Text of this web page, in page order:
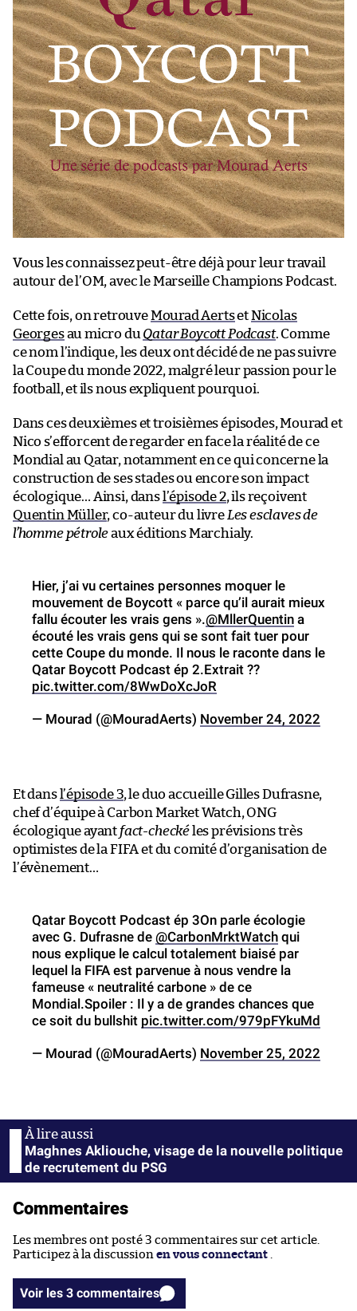
Vous les connaissez peut-être déjà pour leur travail
autour de l’OM, avec le Marseille Champions Podcast.
Cette fois, on retrouveMourad AertsetNicolas
Georgesau micro du Qatar Boycott Podcast. Comme
ce nom l’indique, les deux ont décidé de ne pas suivre
la Coupe du monde 2022, malgré leur passion pour le
football, et ils nous expliquent pourquoi.
Dans ces deuxièmes et troisièmes épisodes, Mourad et
Nico s’efforcent de regarder en face la réalité de ce
Mondial au Qatar, notamment en ce qui concerne la
construction de ses stades ou encore son impact
écologique… Ainsi, dans l’épisode 2, ils reçoivent
Quentin Müller, co-auteur du livre Les esclaves de
l’homme pétroleaux éditions Marchialy.
Hier, j’ai vu certaines personnes moquer le
mouvement de Boycott « parce qu’il aurait mieux
fallu écouter les vrais gens ».@MllerQuentin a
écouté les vrais gens qui se sont fait tuer pour
cette Coupe du monde. Il nous le raconte dans le
Qatar Boycott Podcast ép 2.Extrait ??
pic.twitter.com/8WwDoXcJoR
— Mourad (@MouradAerts) November 24, 2022
Et dans l’épisode 3, le duo accueille Gilles Dufrasne,
chef d’équipe à Carbon Market Watch, ONG
écologique ayant fact-checkéles prévisions très
optimistes de la FIFA et du comité d’organisation de
l’évènement…
Qatar Boycott Podcast ép 3On parle écologie
avec G. Dufrasne de @CarbonMrktWatch qui
nous explique le calcul totalement biaisé par
lequel la FIFA est parvenue à nous vendre la
fameuse « neutralité carbone » de ce
Mondial.Spoiler : Il y a de grandes chances que
ce soit du bullshit pic.twitter.com/979pFYkuMd
— Mourad (@MouradAerts) November 25, 2022
Maghnes Akliouche, visage de la nouvelle politique
de recrutement du PSG
Commentaires
Les membres ont posté 3 commentaires sur cet article.
Participez à la discussion en vous connectant .
Voir les 3 commentaires